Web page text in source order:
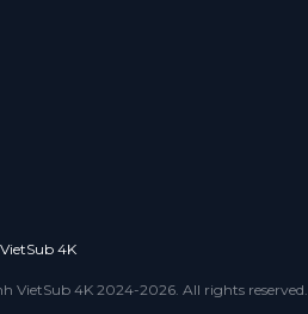
4K
VietSub 4K 2024-2026. All rights reserved.